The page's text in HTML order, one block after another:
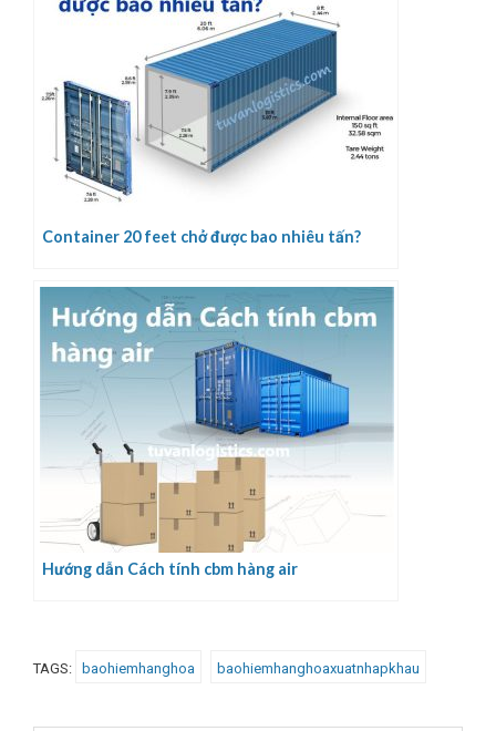
Container 20 feet chở được bao nhiêu tấn?
Hướng dẫn Cách tính cbm hàng air
TAGS: baohiemhanghoa baohiemhanghoaxuatnhapkhau